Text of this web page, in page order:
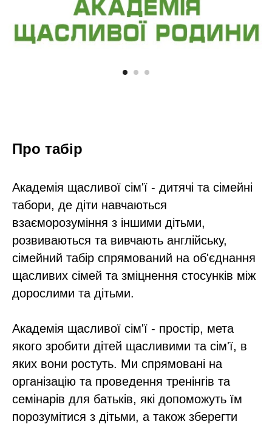
Про табір
Академія щасливої ​​сім'ї - дитячі та сімейні
табори, де діти навчаються
взаєморозуміння з іншими дітьми,
розвиваються та вивчають англійську,
сімейний табір спрямований на об'єднання
щасливих сімей та зміцнення стосунків між
дорослими та дітьми.
Академія щасливої ​​сім'ї - простір, мета
якого зробити дітей щасливими та сім'ї, в
яких вони ростуть. Ми спрямовані на
організацію та проведення тренінгів та
семінарів для батьків, які допоможуть їм
порозумітися з дітьми, а також зберегти